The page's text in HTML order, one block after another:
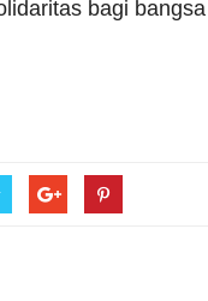
bagi